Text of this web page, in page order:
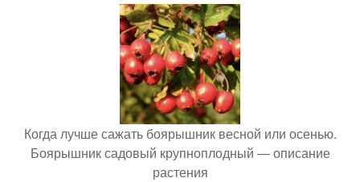
Когда лучше сажать боярышник весной или осенью.
Боярышник садовый крупноплодный — описание
растения